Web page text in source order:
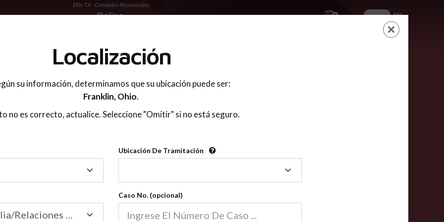
Ellis TX - Condados Reconocidos
ES EN
LOGIN
Condados Reconocidos
2600
Condados
Nuestras clases de crianza compartida en línea están acreditadas en más de
2600 condados.
Las clases para padres en línea cumplen la mayoría de las normas nacionales
Localización
su información, determinamos que su ubicación puede ser:
Franklin, Ohio.
no es correcto, actualice. Seleccione "Omitir" si no está seguro.
Ubicación De Tramitación
Tramitación
Tribunal de Familia/Relaciones Domésticas
Caso No. (opcional)